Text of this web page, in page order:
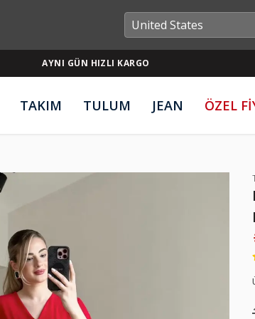
AYNI GÜN HIZLI KARGO
TAKIM TULUM JEAN ÖZEL